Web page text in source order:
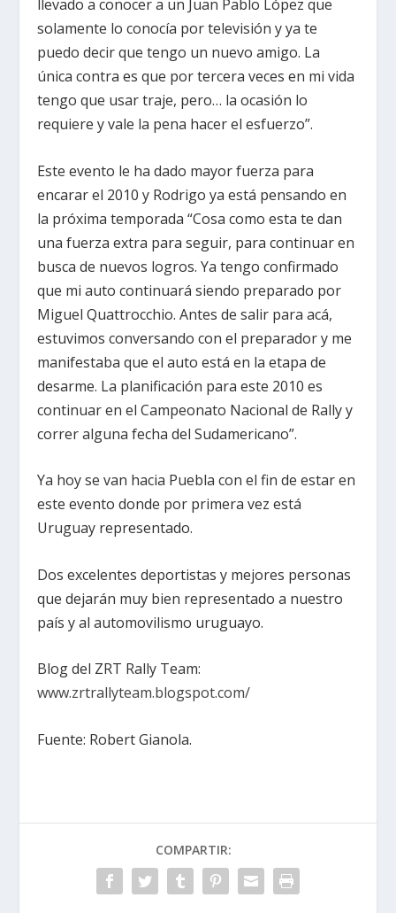
llevado a conocer a un Juan Pablo López que
solamente lo conocía por televisión y ya te
puedo decir que tengo un nuevo amigo. La
única contra es que por tercera veces en mi vida
tengo que usar traje, pero… la ocasión lo
requiere y vale la pena hacer el esfuerzo”.
Este evento le ha dado mayor fuerza para
encarar el 2010 y Rodrigo ya está pensando en
la próxima temporada “Cosa como esta te dan
una fuerza extra para seguir, para continuar en
busca de nuevos logros. Ya tengo confirmado
que mi auto continuará siendo preparado por
Miguel Quattrocchio. Antes de salir para acá,
estuvimos conversando con el preparador y me
manifestaba que el auto está en la etapa de
desarme. La planificación para este 2010 es
continuar en el Campeonato Nacional de Rally y
correr alguna fecha del Sudamericano”.
Ya hoy se van hacia Puebla con el fin de estar en
este evento donde por primera vez está
Uruguay representado.
Dos excelentes deportistas y mejores personas
que dejarán muy bien representado a nuestro
país y al automovilismo uruguayo.
Blog del ZRT Rally Team:
www.zrtrallyteam.blogspot.com/
Fuente: Robert Gianola.
COMPARTIR: